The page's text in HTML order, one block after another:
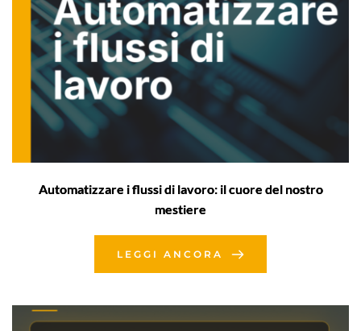
Automatizzare i flussi di lavoro: il cuore del nostro
mestiere
LEGGI ANCORA